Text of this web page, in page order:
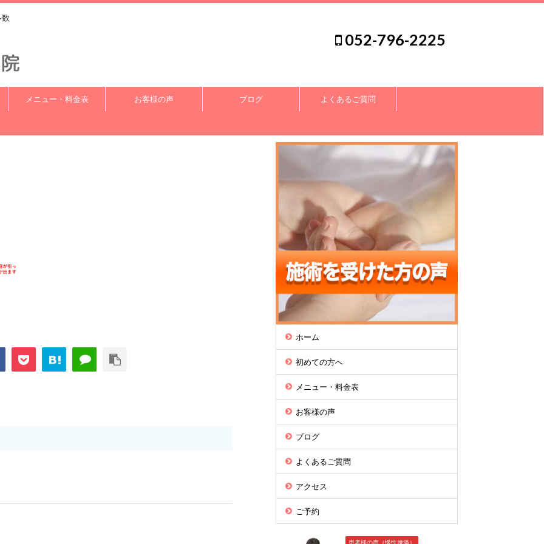
数
052-796-2225
メニュー・料金表 お客様の声 ブログ よくあるご質問
ホーム
初めての方へ
メニュー・料金表
お客様の声
ブログ
よくあるご質問
アクセス
ご予約
患者様の声（慢性腰痛）